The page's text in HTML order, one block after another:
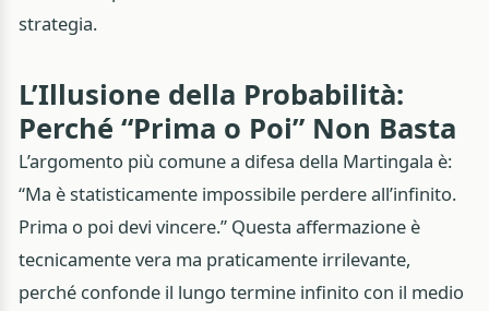
strategia.
L’Illusione della Probabilità:
Perché “Prima o Poi” Non Basta
L’argomento più comune a difesa della Martingala è:
“Ma è statisticamente impossibile perdere all’infinito.
Prima o poi devi vincere.” Questa affermazione è
tecnicamente vera ma praticamente irrilevante,
perché confonde il lungo termine infinito con il medio